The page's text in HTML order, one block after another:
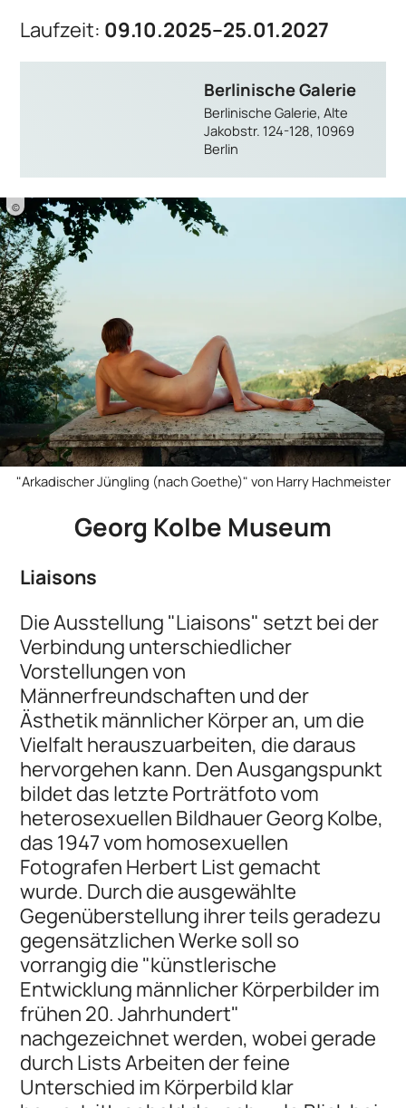
Laufzeit: 09.10.2025–25.01.2027
Berlinische Galerie
Berlinische Galerie, Alte
Jakobstr. 124-128, 10969
Berlin
©
"Arkadischer Jüngling (nach Goethe)" von Harry Hachmeister
Georg Kolbe Museum
Liaisons
Die Ausstellung "Liaisons" setzt bei der
Verbindung unterschiedlicher
Vorstellungen von
Männerfreundschaften und der
Ästhetik männlicher Körper an, um die
Vielfalt herauszuarbeiten, die daraus
hervorgehen kann. Den Ausgangspunkt
bildet das letzte Porträtfoto vom
heterosexuellen Bildhauer Georg Kolbe,
das 1947 vom homosexuellen
Fotografen Herbert List gemacht
wurde. Durch die ausgewählte
Gegenüberstellung ihrer teils geradezu
gegensätzlichen Werke soll so
vorrangig die "künstlerische
Entwicklung männlicher Körperbilder im
frühen 20. Jahrhundert"
nachgezeichnet werden, wobei gerade
durch Lists Arbeiten der feine
Unterschied im Körperbild klar